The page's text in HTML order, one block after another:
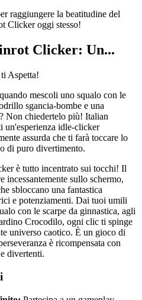
raggiungere la beatitudine del
Clicker oggi stesso!
Clicker: Un...
Aspetta!
mescoli uno squalo con le
sgancia-bombe e una
Non chiedertelo più! Italian
idle-clicker
assurda che ti farà toccare lo
di puro divertimento.
è tutto incentrato sui tocchi! Il
sullo schermo,
sbloccano una fantastica
e potenziamenti. Dai tuoi umili
con le scarpe da ginnastica, agli
Crocodilo, ogni clic ti spinge
universo caotico. È un gioco di
è ricompensata con
divertenti.